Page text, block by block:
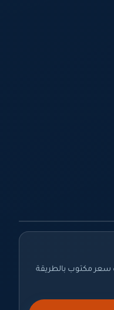
مكتوب بالطريقة